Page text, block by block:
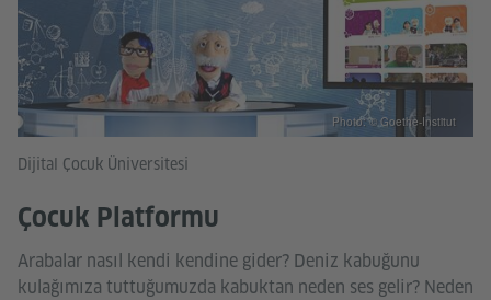
Dijital Çocuk Üniversitesi
Çocuk Platformu
Arabalar nasıl kendi kendine gider? Deniz kabuğunu
kulağımıza tuttuğumuzda kabuktan neden ses gelir? Neden
Photo: © Goethe-Institut